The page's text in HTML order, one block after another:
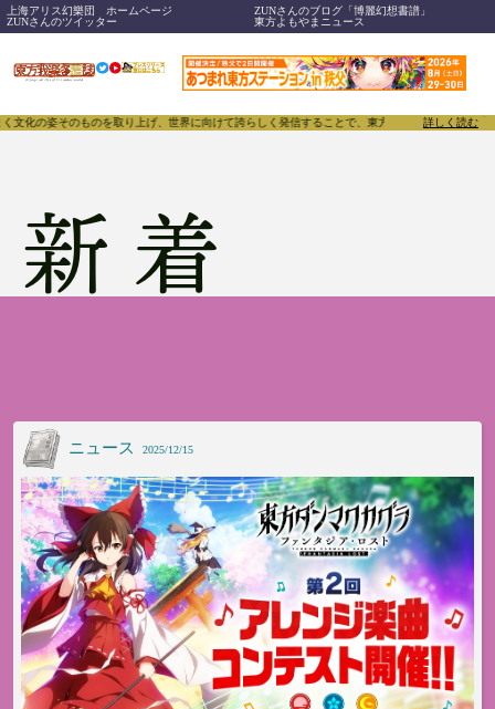
上海アリス幻樂団 ホームページ
ZUNさんのブログ「博麗幻想書譜」
ZUNさんのツイッター
東方よもやまニュース
向けて誇らしく発信することで、東方Projectのみならず「同人文化」そのものをさらに刺激す
詳しく読む
新着
ニュース 2025/12/15